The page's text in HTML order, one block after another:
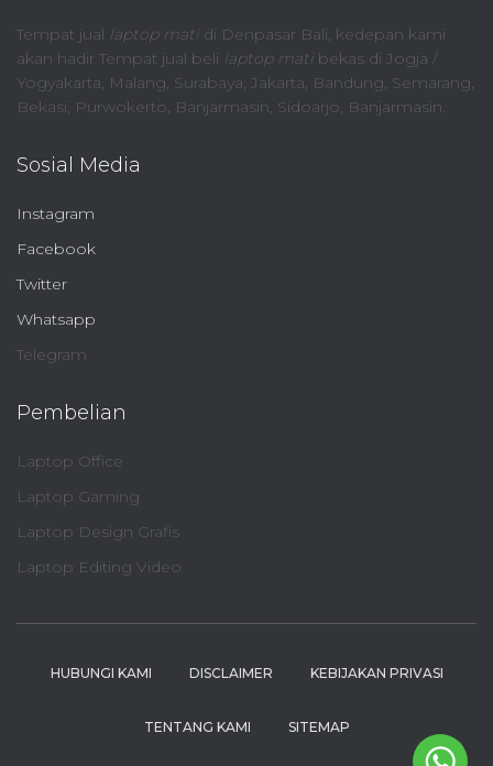
Tempat jual laptop matidi Denpasar Bali, kedepan kami
akan hadir Tempat jual beli laptop matibekas di Jogja /
Yogyakarta, Malang, Surabaya, Jakarta, Bandung, Semarang,
Bekasi, Purwokerto, Banjarmasin, Sidoarjo, Banjarmasin.
Sosial Media
Instagram
Facebook
Twitter
Whatsapp
Telegram
Pembelian
Laptop Office
Laptop Gaming
Laptop Design Grafis
Laptop Editing Video
HUBUNGI KAMI DISCLAIMER KEBIJAKAN PRIVASI
TENTANG KAMI SITEMAP